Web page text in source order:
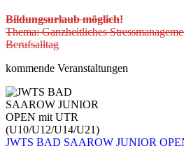
Bildungsurlaub möglich!
Thema: Ganzheitliches
Berufsalltag
kommende Veranstaltungen
JWTS BAD SAAROW JUNIOR